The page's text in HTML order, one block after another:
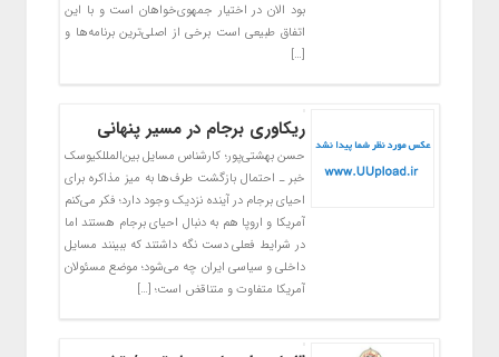
بود الان در اختیار جمهوی‌خواهان است و با این
اتفاق طبیعی است برخی از اصلی‌ترین برنامه‌ها و
[…]
ریکاوری برجام در مسیر پنهانی
حسن بهشتی‌پور؛ کارشناس مسایل بین‌المللکیوسک
خبر ـ احتمال بازگشت طرف‌ها به میز مذاکره برای
احیای برجام در آینده نزدیک وجود دارد؛ فکر می‌کنم
آمریکا و اروپا هم به دنبال احیای برجام هستند اما
در شرایط فعلی دست نگه داشتند که ببینند مسایل
داخلی و سیاسی ایران چه می‌شود؛ موضع مسئولان
آمریکا متفاوت و متناقض است؛ […]